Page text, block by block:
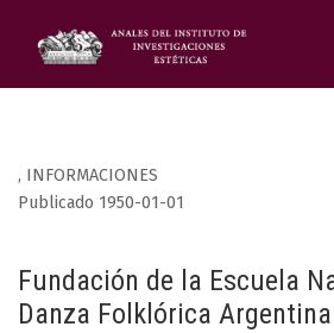
, INFORMACIONES
Fundación de la Escuela
Danza Folklórica Argentina
Publicado 1950-01-01